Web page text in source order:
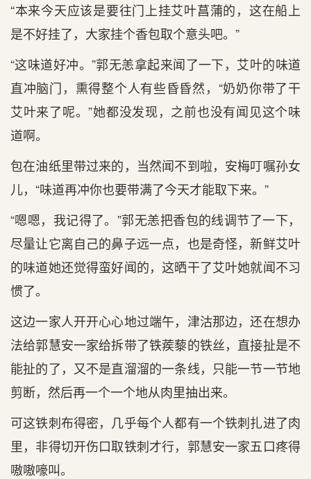
“本来今天应该是要往门上挂艾叶菖蒲的，这在船上
是不好挂了，大家挂个香包取个意头吧。”
“这味道好冲。”郭无恙拿起来闻了一下，艾叶的味道
直冲脑门，熏得整个人有些昏昏然，“奶奶你带了干
艾叶来了呢。”她都没发现，之前也没有闻见这个味
道啊。
包在油纸里带过来的，当然闻不到啦，安梅叮嘱孙女
儿，“味道再冲你也要带满了今天才能取下来。”
“嗯嗯，我记得了。”郭无恙把香包的线调节了一下，
尽量让它离自己的鼻子远一点，也是奇怪，新鲜艾叶
的味道她还觉得蛮好闻的，这晒干了艾叶她就闻不习
惯了。
这边一家人开开心心地过端午，津沽那边，还在想办
法给郭慧安一家给拆带了铁蒺藜的铁丝，直接扯是不
能扯的了，又不是直溜溜的一条线，只能一节一节地
剪断，然后再一个一个地从肉里抽出来。
可这铁刺布得密，几乎每个人都有一个铁刺扎进了肉
里，非得切开伤口取铁刺才行，郭慧安一家五口疼得
嗷嗷嚎叫。